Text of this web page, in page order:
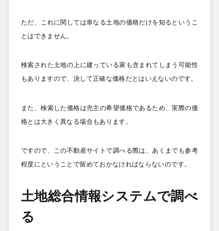
ただ、これに関しては単なる土地の価格だけを知るというこ
とはできません。
検索された土地の上に建っている家も含まれてしまう可能性
もありますので、決して正確な価格だとはいえないのです。
また、検索した価格は売主の希望価格であるため、実際の価
格とは大きく異なる場合もあります。
ですので、この不動産サイトで調べる際は、あくまでも参考
程度にということで留めておかなければならないのです。
土地総合情報システムで調べ
る